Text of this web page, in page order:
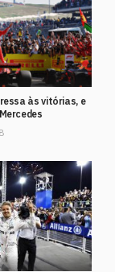
às vitórias, e